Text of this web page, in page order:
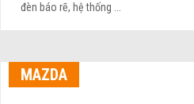
đèn báo rẽ, hệ thống ...
MAZDA